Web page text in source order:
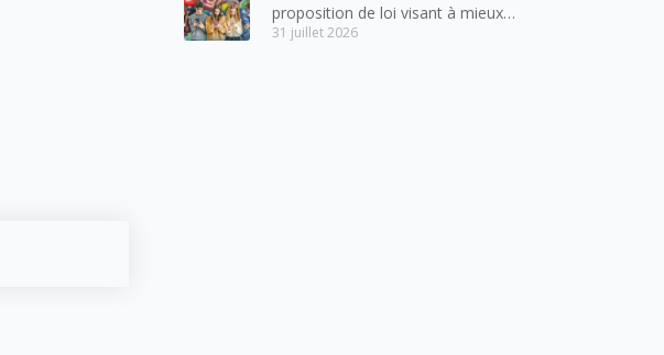
proposition de loi visant à mieux
protéger les mineurs des risques
31 juillet 2026